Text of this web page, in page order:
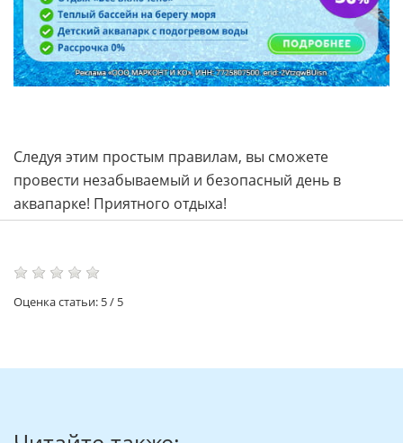
Следуя этим простым правилам, вы сможете
провести незабываемый и безопасный день в
аквапарке! Приятного отдыха!